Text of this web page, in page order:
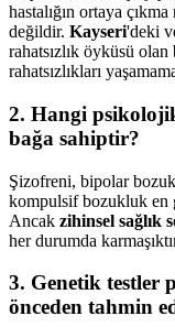
hastalığın ortaya
değildir. Kayseri'deki
rahatsızlık öyküsü
rahatsızlıkları
2. Hangi
bağa sahiptir?
Şizofreni, bipolar
kompulsif bozukluk en
Ancak zihinsel sağlık
her durumda
3. Genetik testler
önceden tahmin